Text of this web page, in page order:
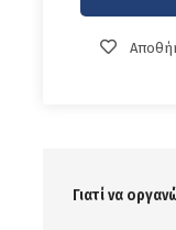
Γιατί να
(Θα